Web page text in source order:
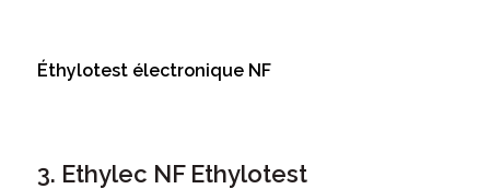
Éthylotest électronique NF
3. Ethylec NF Ethylotest